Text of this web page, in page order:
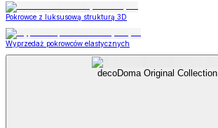
Pokrowce z luksusową strukturą 3D
Wyprzedaż pokrowców elastycznych
decoDoma Original Collection